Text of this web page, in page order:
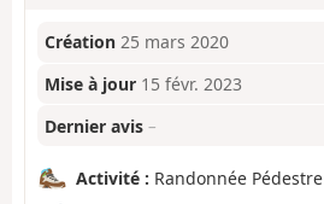
Création 25 mars 2020
Mise à jour 15 févr. 2023
Dernier avis –
Activité : Randonnée Pédestre